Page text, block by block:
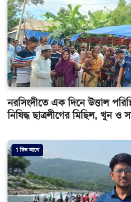
নরসিংদীতে এক দিনে উত্তাল
নিষিদ্ধ ছাত্রলীগের মিছিল, খুন ও
1 দিন আগে